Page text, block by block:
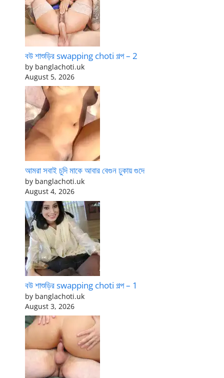
বউ শাশুড়ির swapping choti গল্প – 2
by banglachoti.uk
August 5, 2026
আমরা সবাই চুদি মাকে আবার বেগুন ঢুকায় গুদে
by banglachoti.uk
August 4, 2026
বউ শাশুড়ির swapping choti গল্প – 1
by banglachoti.uk
August 3, 2026